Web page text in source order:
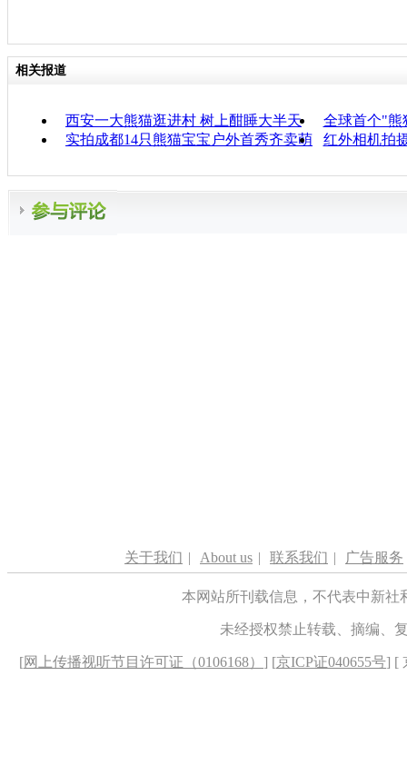
相关报道
西安一大熊猫逛进村 树上酣睡大半天
全球首个"熊
实拍成都14只熊猫宝宝户外首秀齐卖萌
红外相机拍
关于我们 | About us | 联系我们 | 广告服务
本网站所刊载信息，不代表中新
未经授权禁止转载、摘编、
[网上传播视听节目许可证（0106168） ] [京ICP证040655号] [